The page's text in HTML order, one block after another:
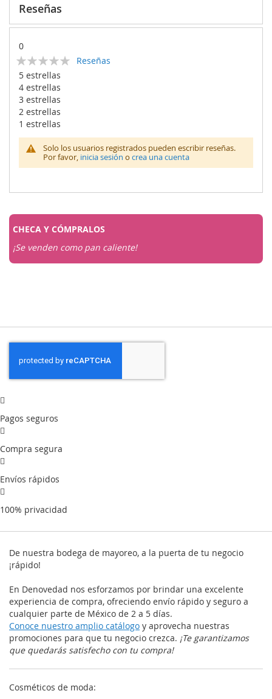
Reseñas
0
Calificación:
% of100
Reseñas
5 estrellas
4 estrellas
3 estrellas
2 estrellas
1 estrellas
Solo los usuarios registrados pueden escribir reseñas.
Por favor, inicia sesión o crea una cuenta
CHECA Y CÓMPRALOS
¡Se venden como pan caliente!
Pagos seguros
Compra segura
Envíos rápidos
100% privacidad
De nuestra bodega de mayoreo, a la puerta de tu negocio
¡rápido!
En Denovedad nos esforzamos por brindar una excelente
experiencia de compra, ofreciendo envío rápido y seguro a
cualquier parte de México de 2 a 5 días.
Conoce nuestro amplio catálogo y aprovecha nuestras
promociones para que tu negocio crezca. ¡Te garantizamos
que quedarás satisfecho con tu compra!
Cosméticos de moda: